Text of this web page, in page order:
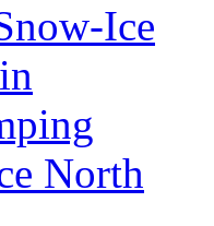
Ice
North